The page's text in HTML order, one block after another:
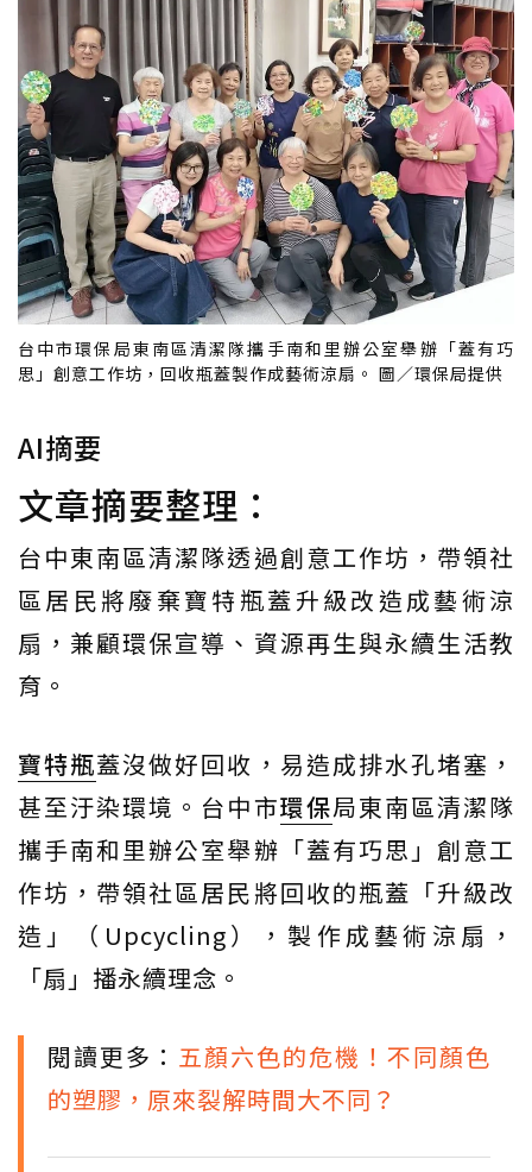
台中市環保局東南區清潔隊攜手南和里辦公室舉辦「蓋有巧
思」創意工作坊，回收瓶蓋製作成藝術涼扇。 圖／環保局提供
AI摘要
文章摘要整理：
台中東南區清潔隊透過創意工作坊，帶領社
區居民將廢棄寶特瓶蓋升級改造成藝術涼
扇，兼顧環保宣導、資源再生與永續生活教
育。
寶特瓶蓋沒做好回收，易造成排水孔堵塞，
甚至汙染環境。台中市環保局東南區清潔隊
攜手南和里辦公室舉辦「蓋有巧思」創意工
作坊，帶領社區居民將回收的瓶蓋「升級改
造」（Upcycling），製作成藝術涼扇，
「扇」播永續理念。
閱讀更多： 五顏六色的危機！不同顏色
的塑膠，原來裂解時間大不同？